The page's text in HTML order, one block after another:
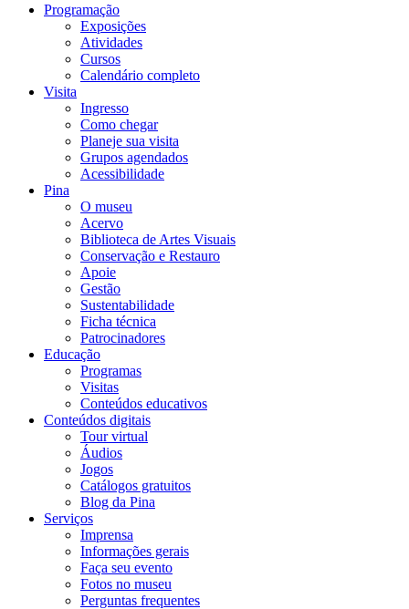
Programação
Exposições
Atividades
Cursos
Calendário completo
Visita
Ingresso
Como chegar
Planeje sua visita
Grupos agendados
Acessibilidade
Pina
O museu
Acervo
Biblioteca de Artes Visuais
Conservação e Restauro
Apoie
Gestão
Sustentabilidade
Ficha técnica
Patrocinadores
Educação
Programas
Visitas
Conteúdos educativos​
Conteúdos digitais
Tour virtual
Áudios
Jogos
Catálogos gratuitos
Blog da Pina
Serviços
Imprensa
Informações gerais
Faça seu evento
Fotos no museu
Perguntas frequentes